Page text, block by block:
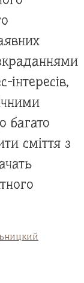
інтересів,
багато
сміття з